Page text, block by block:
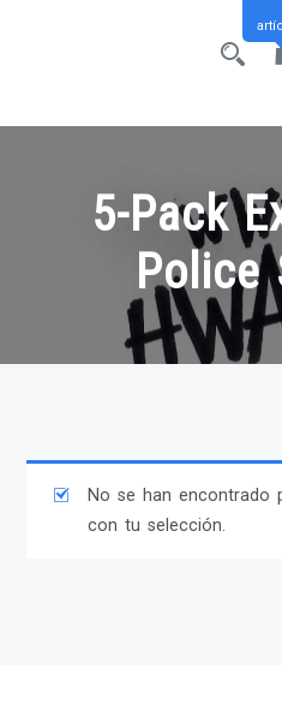
5-Pack
Police
No se han encontrado
con tu selección.